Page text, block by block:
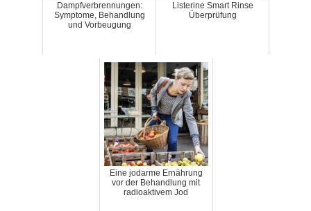
Dampfverbrennungen:
Symptome, Behandlung
und Vorbeugung
Listerine Smart Rinse
Überprüfung
Eine jodarme Ernährung
vor der Behandlung mit
radioaktivem Jod